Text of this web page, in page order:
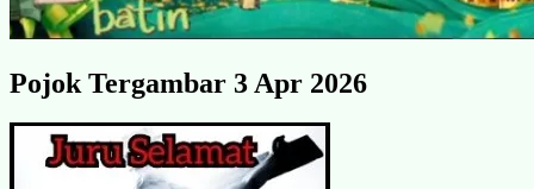
Pojok Tergambar 3 Apr 2026